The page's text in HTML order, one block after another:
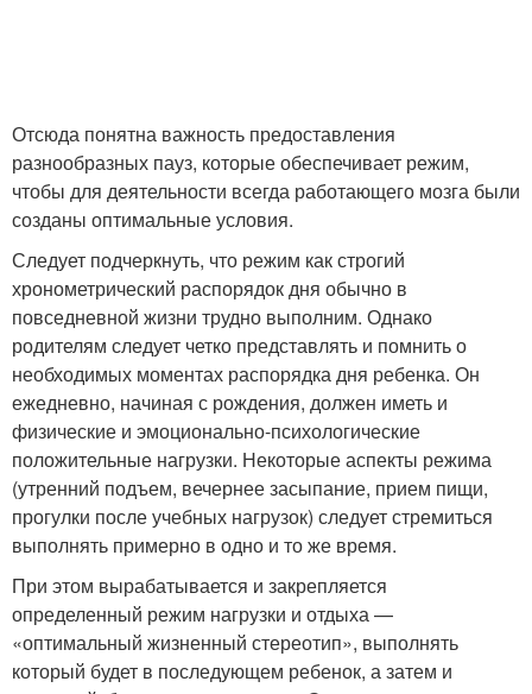
Отсюда понятна важность предоставления
разнообразных пауз, которые обеспечивает режим,
чтобы для деятельности всегда работающего мозга были
созданы оптимальные условия.
Следует подчеркнуть, что режим как строгий
хронометрический распорядок дня обычно в
повседневной жизни трудно выполним. Однако
родителям следует четко представлять и помнить о
необходимых моментах распорядка дня ребенка. Он
ежедневно, начиная с рождения, должен иметь и
физические и эмоционально-психологические
положительные нагрузки. Некоторые аспекты режима
(утренний подъем, вечернее засыпание, прием пищи,
прогулки после учебных нагрузок) следует стремиться
выполнять примерно в одно и то же время.
При этом вырабатывается и закрепляется
определенный режим нагрузки и отдыха —
«оптимальный жизненный стереотип», выполнять
который будет в последующем ребенок, а затем и